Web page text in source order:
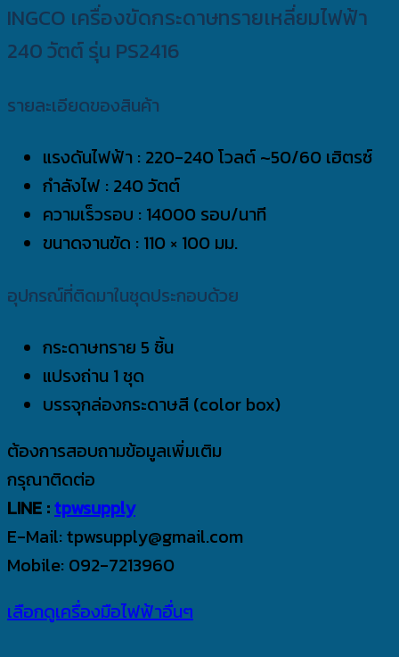
INGCO เครื่องขัดกระดาษทรายเหลี่ยมไฟฟ้า
240 วัตต์ รุ่น PS2416
รายละเอียดของสินค้า
แรงดันไฟฟ้า : 220-240 โวลต์ ~50/60 เฮิตรซ์
กำลังไฟ : 240 วัตต์
ความเร็วรอบ : 14000 รอบ/นาที
ขนาดจานขัด : 110 × 100 มม.
อุปกรณ์ที่ติดมาในชุดประกอบด้วย
กระดาษทราย 5 ชิ้น
แปรงถ่าน 1 ชุด
บรรจุกล่องกระดาษสี (color box)
ต้องการสอบถามข้อมูลเพิ่มเติม
กรุณาติดต่อ
LINE :tpwsupply
E-Mail: tpwsupply@gmail.com
Mobile: 092-7213960
เลือกดูเครื่องมือไฟฟ้าอื่นๆ